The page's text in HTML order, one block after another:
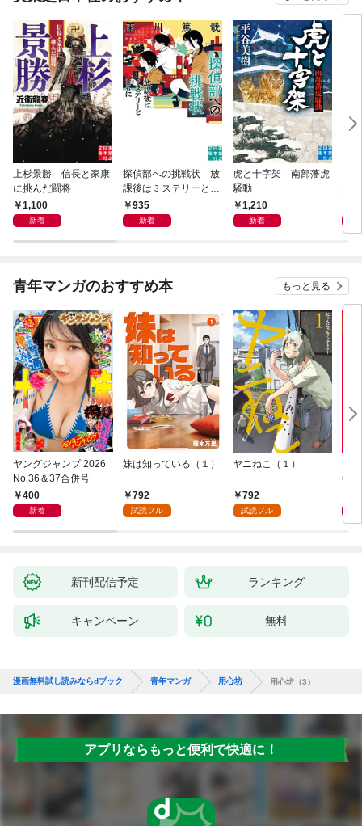
上杉景勝 信長と家康
に挑んだ闘将
1,100
新着
探偵部への挑戦状 放
課後はミステリーとと
もに 新装版
935
新着
虎と十字架 南部藩虎
騒動
1,210
新着
か
青年マンガのおすすめ本 もっと見る
ヤングジャンプ 2026
No.36＆37合併号
400
新着
妹は知っている（１）
792
試読フル
ヤニねこ（１）
792
試読フル
6・
新刊配信予定 ランキング
キャンペーン 無料
漫画無料試し読みならdブック 青年マンガ 用心坊 用心坊（3）
アプリならもっと便利で快適に！